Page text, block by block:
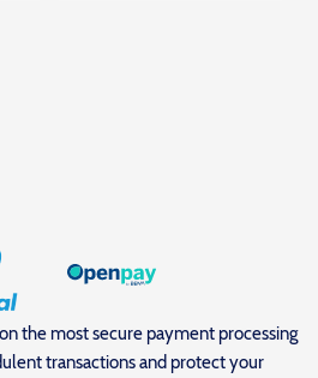
the most secure payment processing
transactions and protect your